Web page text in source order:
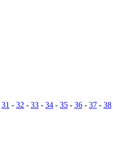
31 - 32 - 33 - 34 - 35 - 36 - 37 - 38